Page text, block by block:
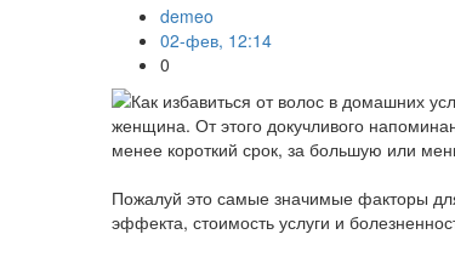
demeo
02-фев, 12:14
0
женщина. От этого докучливого
менее короткий срок, за большую или
Пожалуй это самые значимые факторы
эффекта, стоимость услуги и